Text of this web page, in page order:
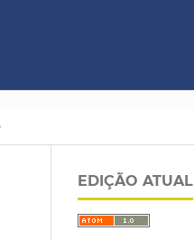
EDIÇÃO ATUAL